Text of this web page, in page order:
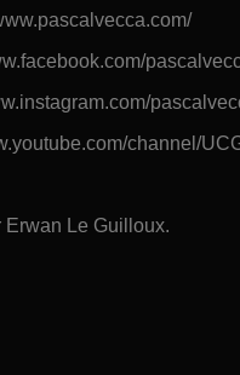
channel/
Erwan Le Guilloux.